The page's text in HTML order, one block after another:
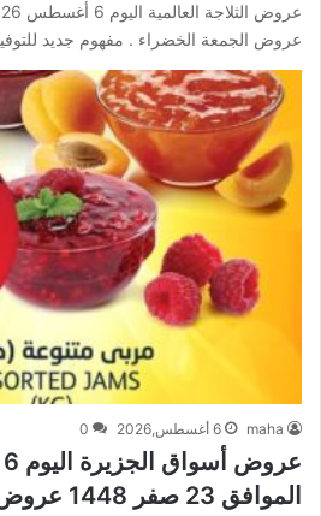
عروض الجمعة الخضراء . مفهوم جديد
maha 6 أغسطس,2026 0
الموافق 23 صفر 1448 عروض 3 أيام ذهبية